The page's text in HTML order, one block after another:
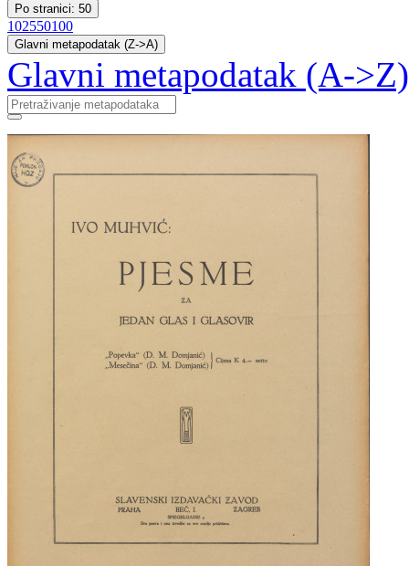
Po stranici: 50
102550100
Glavni metapodatak (Z->A)
Glavni metapodatak (A->Z)